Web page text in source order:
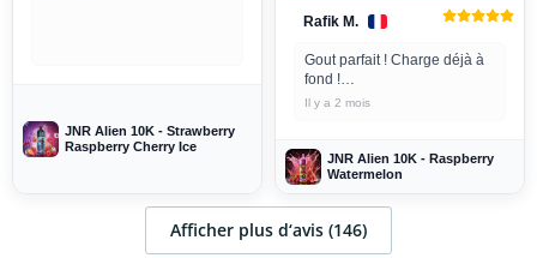
JNR Alien 10K - Strawberry
Raspberry Cherry Ice
Rafik M.
Gout parfait ! Charge déjà à
fond !
Seul bémol... ma résistance
Il y a 2 mois
JNR Alien 10K - Raspberry
Watermelon
Afficher plus d‘avis (146)